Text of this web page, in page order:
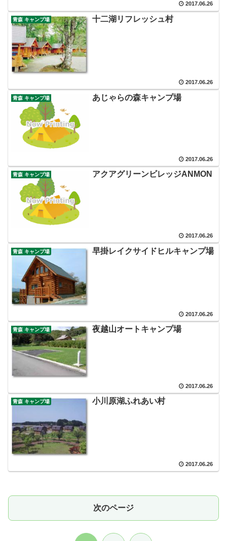
2017.06.26
青森 キャンプ場 十二湖リフレッシュ村
2017.06.26
青森 キャンプ場 あじゃらの森キャンプ場
2017.06.26
青森 キャンプ場 アクアグリーンビレッジANMON
2017.06.26
青森 キャンプ場 早掛レイクサイドヒルキャンプ場
2017.06.26
青森 キャンプ場 夜越山オートキャンプ場
2017.06.26
青森 キャンプ場 小川原湖ふれあい村
2017.06.26
次のページ